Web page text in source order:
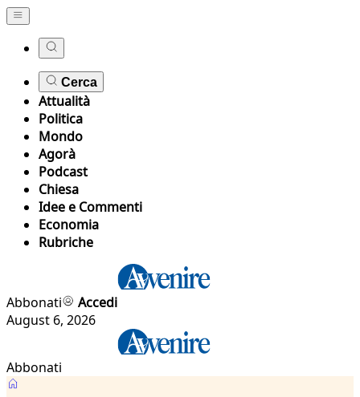
Cerca
Attualità
Politica
Mondo
Agorà
Podcast
Chiesa
Idee e Commenti
Economia
Rubriche
Abbonati
Accedi
August 6, 2026
Abbonati